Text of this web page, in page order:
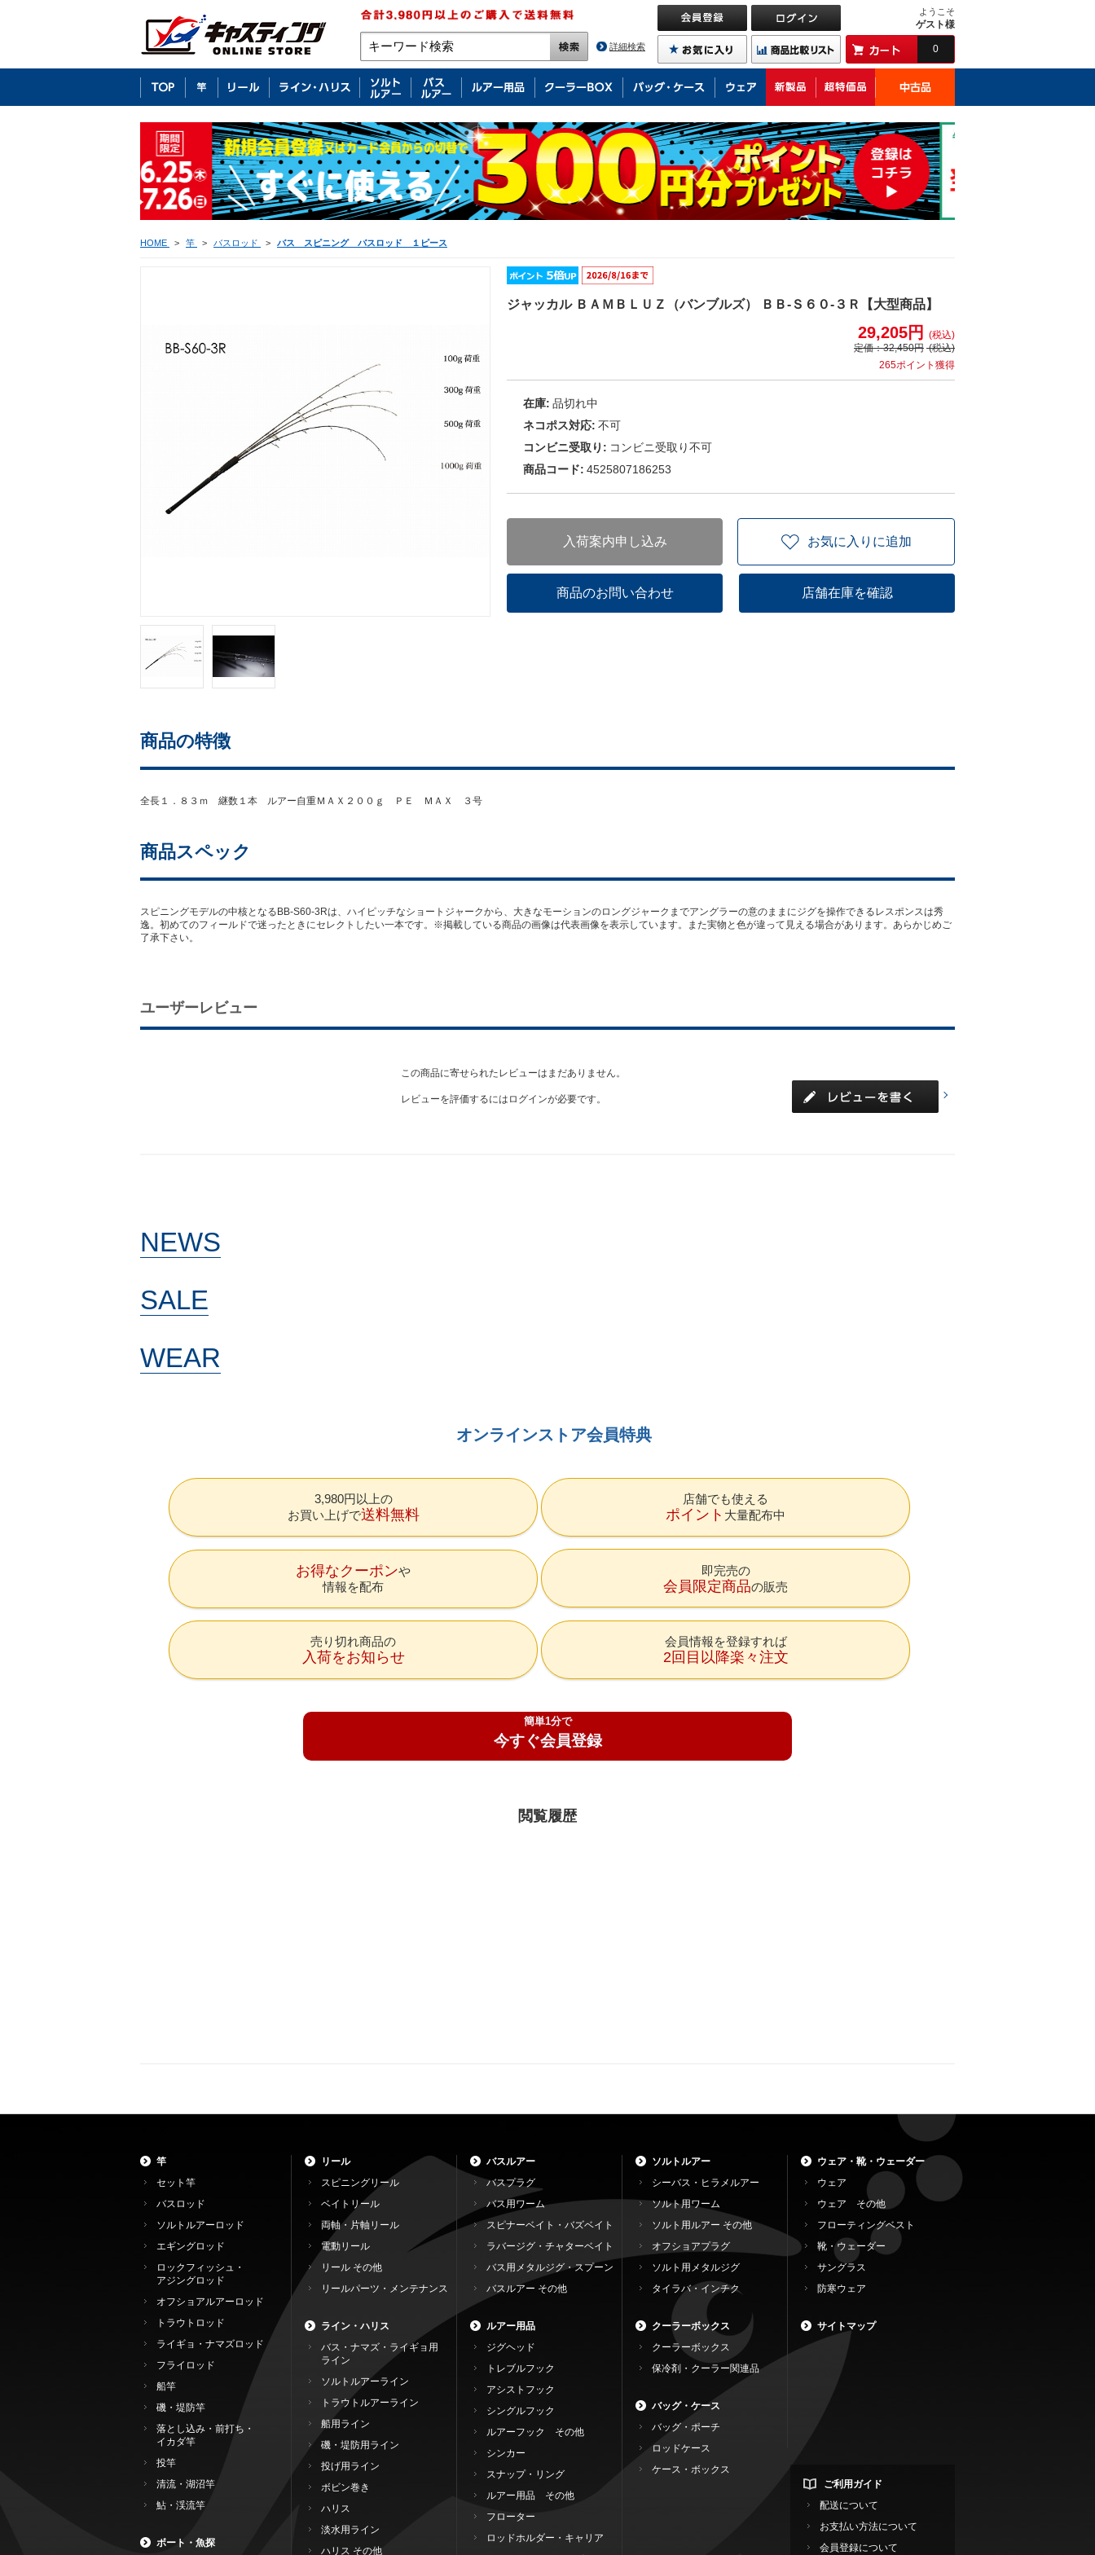
詳細検索
ようこそ
ゲスト様
0
HOME > 竿 > バスロッド > バス スピニング バスロッド １ピース
ジャッカル ＢＡＭＢＬＵＺ（バンブルズ） ＢＢ-Ｓ６０-３Ｒ【大型商品】
29,205円
(税込)
定価：32,450円 (税込)
265ポイント獲得
在庫: 品切れ中
ネコポス対応: 不可
コンビニ受取り: コンビニ受取り不可
商品コード: 4525807186253
入荷案内申し込み お気に入りに追加
商品のお問い合わせ 店舗在庫を確認
商品の特徴
全長１．８３ｍ 継数１本 ルアー自重ＭＡＸ２００ｇ ＰＥ ＭＡＸ ３号
商品スペック
スピニングモデルの中核となるBB-S60-3Rは、ハイピッチなショートジャークから、大きなモーションのロングジャークまでアングラーの意のままにジグを操作できるレスポンスは秀
逸。初めてのフィールドで迷ったときにセレクトしたい一本です。※掲載している商品の画像は代表画像を表示しています。また実物と色が違って見える場合があります。あらかじめご
了承下さい。
ユーザーレビュー
この商品に寄せられたレビューはまだありません。
レビューを評価するには ログインが必要です。
NEWS
SALE
WEAR
オンラインストア会員特典
3,980円以上の
お買い上げで送料無料
店舗でも使える
ポイント 大量配布中
お得なクーポン
情報を配布
即完売の
会員限定商品の販売
売り切れ商品の
入荷をお知らせ
会員情報を登録すれば
2回目以降楽々注文
簡単1分で
今すぐ会員登録
閲覧履歴
竿
セット竿
バスロッド
ソルトルアーロッド
エギングロッド
ロックフィッシュ・
アジングロッド
オフショアルアーロッド
トラウトロッド
ライギョ・ナマズロッド
フライロッド
船竿
磯・堤防竿
落とし込み・前打ち・
イカダ竿
投竿
清流・湖沼竿
鮎・渓流竿
ボート・魚探
リール
スピニングリール
ベイトリール
両軸・片軸リール
電動リール
リール その他
リールパーツ・メンテナンス
ライン・ハリス
バス・ナマズ・ライギョ用
ライン
ソルトルアーライン
トラウトルアーライン
船用ライン
磯・堤防用ライン
投げ用ライン
ボビン巻き
ハリス
淡水用ライン
ハリス その他
バスルアー
バスプラグ
バス用ワーム
スピナーベイト・バズベイト
ラバージグ・チャターベイト
バス用メタルジグ・スプーン
バスルアー その他
ルアー用品
ジグヘッド
トレブルフック
アシストフック
シングルフック
ルアーフック その他
シンカー
スナップ・リング
ルアー用品 その他
フローター
ロッドホルダー・キャリア
ソルトルアー
シーバス・ヒラメルアー
ソルト用ワーム
ソルト用ルアー その他
オフショアプラグ
ソルト用メタルジグ
タイラバ・インチク
クーラーボックス
クーラーボックス
保冷剤・クーラー関連品
バッグ・ケース
バッグ・ポーチ
ロッドケース
ケース・ボックス
ウェア・靴・ウェーダー
ウェア
ウェア その他
フローティングベスト
靴・ウェーダー
サングラス
防寒ウェア
サイトマップ
ご利用ガイド
配送について
お支払い方法について
会員登録について